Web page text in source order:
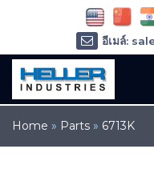
Home » Parts » 6713K
อีเมล์:
อีเมล์:
โทรศัพท์ :